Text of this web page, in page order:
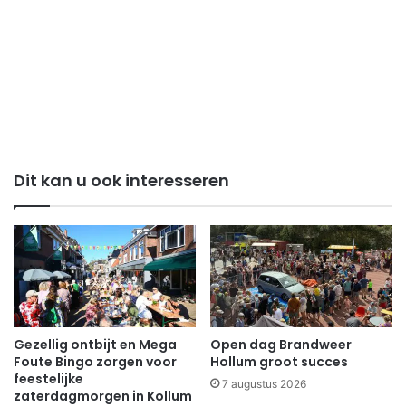
Dit kan u ook interesseren
Gezellig ontbijt en Mega
Foute Bingo zorgen voor
feestelijke
zaterdagmorgen in Kollum
Open dag Brandweer
Hollum groot succes
7 augustus 2026